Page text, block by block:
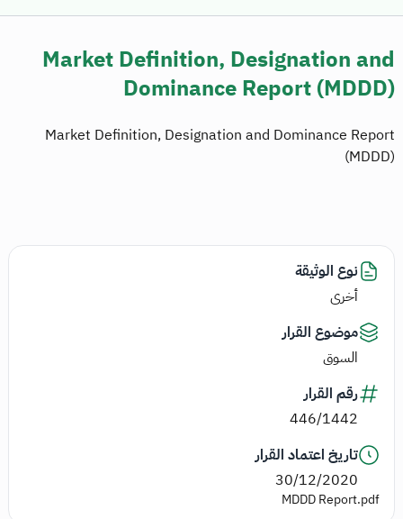
Market Definition, Designation and
Dominance Report (MDDD)
Market Definition, Designation and Dominance Report
(MDDD)
نوع الوثيقة
أخرى
موضوع القرار
السوق
رقم القرار
446/1442
تاريخ اعتماد القرار
30/12/2020
MDDD Report.pdf